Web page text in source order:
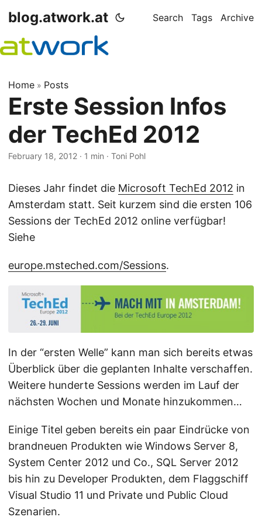
blog.atwork.at Search Tags Archive
Home » Posts
Erste Session Infos
der TechEd 2012
February 18, 2012 · 1 min · Toni Pohl
Dieses Jahr findet die Microsoft TechEd 2012 in
Amsterdam statt. Seit kurzem sind die ersten 106
Sessions der TechEd 2012 online verfügbar!
Siehe
europe.msteched.com/Sessions.
In der “ersten Welle” kann man sich bereits etwas
Überblick über die geplanten Inhalte verschaffen.
Weitere hunderte Sessions werden im Lauf der
nächsten Wochen und Monate hinzukommen…
Einige Titel geben bereits ein paar Eindrücke von
brandneuen Produkten wie Windows Server 8,
System Center 2012 und Co., SQL Server 2012
bis hin zu Developer Produkten, dem Flaggschiff
Visual Studio 11 und Private und Public Cloud
Szenarien.